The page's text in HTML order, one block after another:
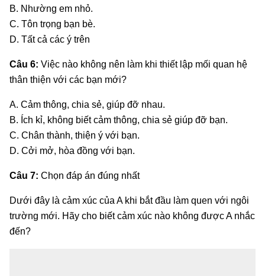
B. Nhường em nhỏ.
C. Tôn trọng bạn bè.
D. Tất cả các ý trên
Câu 6: Việc nào không nên làm khi thiết lập mối quan hệ
thân thiện với các bạn mới?
A. Cảm thông, chia sẻ, giúp đỡ nhau.
B. Ích kỉ, không biết cảm thông, chia sẻ giúp đỡ bạn.
C. Chân thành, thiện ý với bạn.
D. Cởi mở, hòa đồng với bạn.
Câu 7: Chọn đáp án đúng nhất
Dưới đây là cảm xúc của A khi bắt đầu làm quen với ngôi
trường mới. Hãy cho biết cảm xúc nào không được A nhắc
đến?